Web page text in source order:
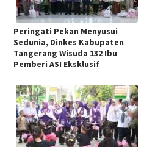
Peringati Pekan Menyusui
Sedunia, Dinkes Kabupaten
Tangerang Wisuda 132 Ibu
Pemberi ASI Eksklusif